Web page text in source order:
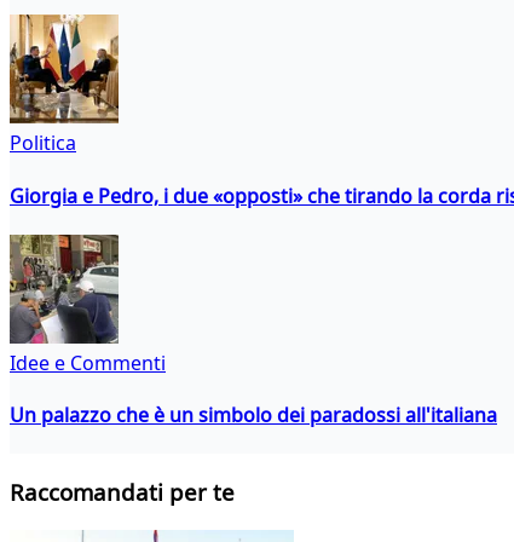
Politica
Giorgia e Pedro, i due «opposti» che tirando la corda
Idee e Commenti
Un palazzo che è un simbolo dei paradossi all'italiana
Raccomandati per te